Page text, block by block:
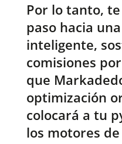
Por lo tanto,
paso hacia
inteligente,
comisiones
que
optimización
colocará a tu
los motores